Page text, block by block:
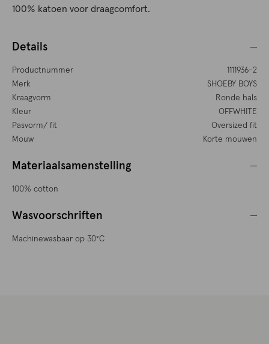
100% katoen voor draagcomfort.
Details
Productnummer
1111936-2
Merk
SHOEBY BOYS
Kraagvorm
Ronde hals
Kleur
OFFWHITE
Pasvorm/ fit
Oversized fit
Mouw
Korte mouwen
Materiaalsamenstelling
100% cotton
Wasvoorschriften
Machinewasbaar op 30°C